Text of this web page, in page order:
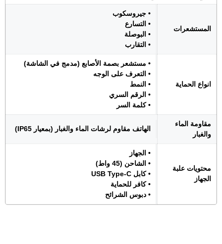
المستشعرات
• جيروسكوب
• التسارع
• البوصلة
• التقارب
انواع الحماية
• مستشعر بصمة الأصابع (مدمج في الشاشة)
• التعرف على الوجه
• النمط
• الرقم السري
• كلمة السر
مقاومة الماء
والغبار
الهاتف مقاوم لرشات الماء والغبار (بمعيار IP65)
محتويات علبة
الجهاز
• الجهاز
• الشاحن (45 واط)
• كابل USB Type-C
• كافر للحماية
• دبوس الشرائح